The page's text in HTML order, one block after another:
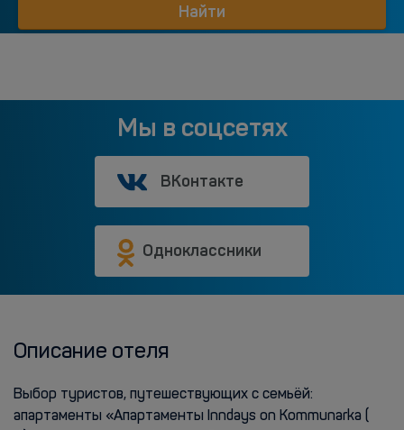
Найти
Мы в соцсетях
ВКонтакте
Одноклассники
Описание отеля
Выбор туристов, путешествующих с семьёй:
апартаменты «Апартаменты Inndays on Kommunarka (